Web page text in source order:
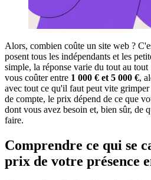
Alors, combien coûte un site web ?
posent tous les indépendants et les
simple, la réponse varie du tout au
vous coûter entre 1 000 € et 5 000 €,
avec tout ce qu'il faut peut vite grimper
de compte, le prix dépend de ce que
dont vous avez besoin et, bien sûr, de
faire.
Comprendre ce qui se
prix de votre présence